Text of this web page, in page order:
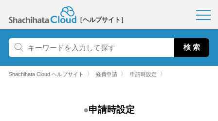
［ヘルプサイト］
Shachihata Cloud ヘルプサイト 〉 経費申請 〉 申請時設定 〉
申請時設定